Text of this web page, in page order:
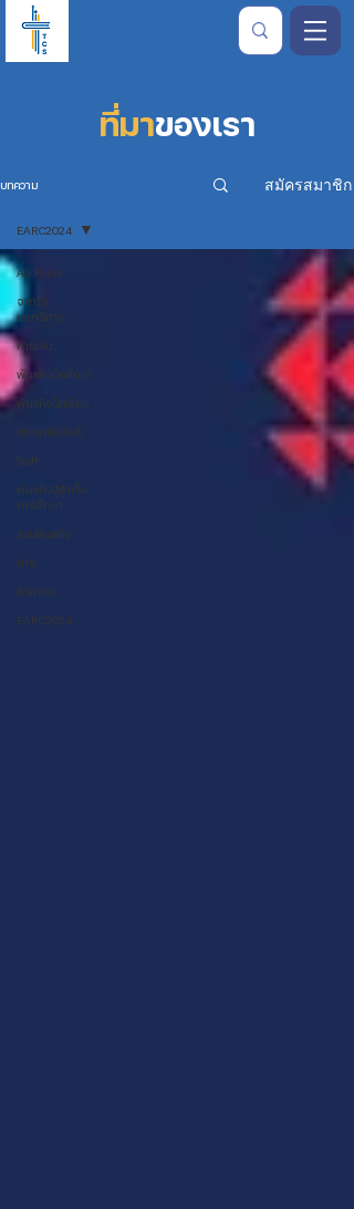
ที่มาของเรา
บทความ สมัครสมาชิก
All Posts
จากใจ
เลขาธิการ
การเงิน
พันธกิจนักศึกษา
พันธกิจนักเรียน
ประชาสัมพันธ์
Staff
พันธกิจผู้สำเร็จ
การศึกษา
รวมพันธกิจ
ค่าย
คำพยาน
EARC2024
EARC2024